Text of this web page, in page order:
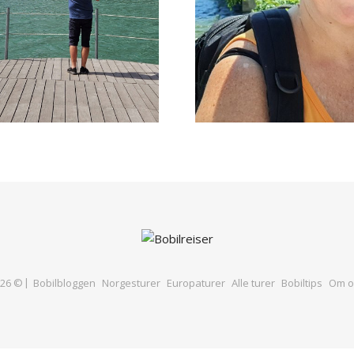
© Bobilbloggen Norgesturer Europaturer Alle turer Bobiltips Om